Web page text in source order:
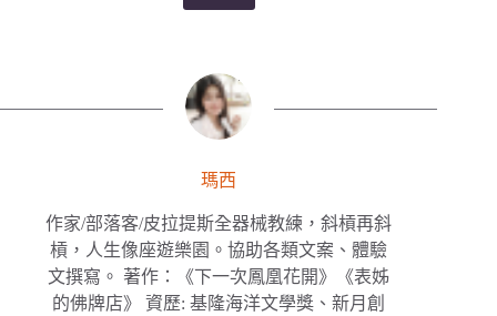
瑪西
作家/部落客/皮拉提斯全器械教練，斜槓再斜
槓，人生像座遊樂園。協助各類文案、體驗
文撰寫。 著作：《下一次鳳凰花開》《表姊
的佛牌店》 資歷: 基隆海洋文學獎、新月創